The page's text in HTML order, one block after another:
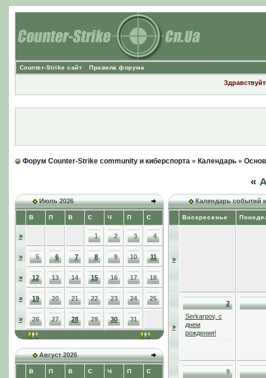
Counter-Strike сайт Правила форума
Форум Counter-Strike community и киберспорта» Календарь»
«
Июль 2026
В П В С Ч П С
» 1 2 3 4
» 5 6 7 8 9 10 11
» 12 13 14 15 16 17 18
» 19 20 21 22 23 24 25
» 26 27 28 29 30 31
Август 2026
В П В С Ч П С
Календарь событий
Воскресенье
»
»
2
Serkarpov, с
днем
рождения!
9